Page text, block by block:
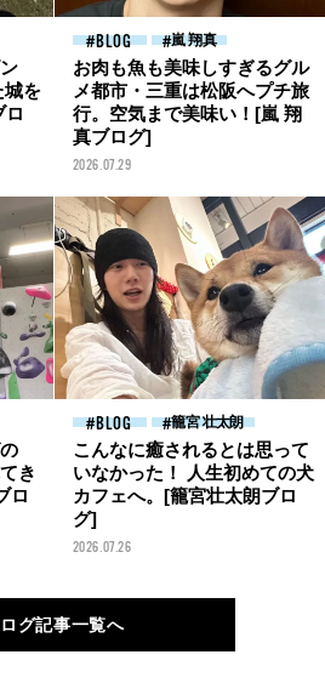
城を
ロ
BLOG 嵐 翔真
お肉も魚も美味しすぎるグル
メ都市・三重は松阪へプチ旅
行。空気まで美味い！[嵐 翔
真ブログ]
2026.07.29
き
ロ
BLOG 籠宮 壮太朗
こんなに癒されるとは思って
いなかった！ 人生初めての犬
カフェへ。[籠宮壮太朗ブロ
グ]
2026.07.26
グ記事一覧へ